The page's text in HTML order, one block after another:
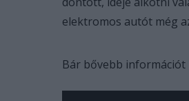
elektromos autót még
Bár bővebb információt